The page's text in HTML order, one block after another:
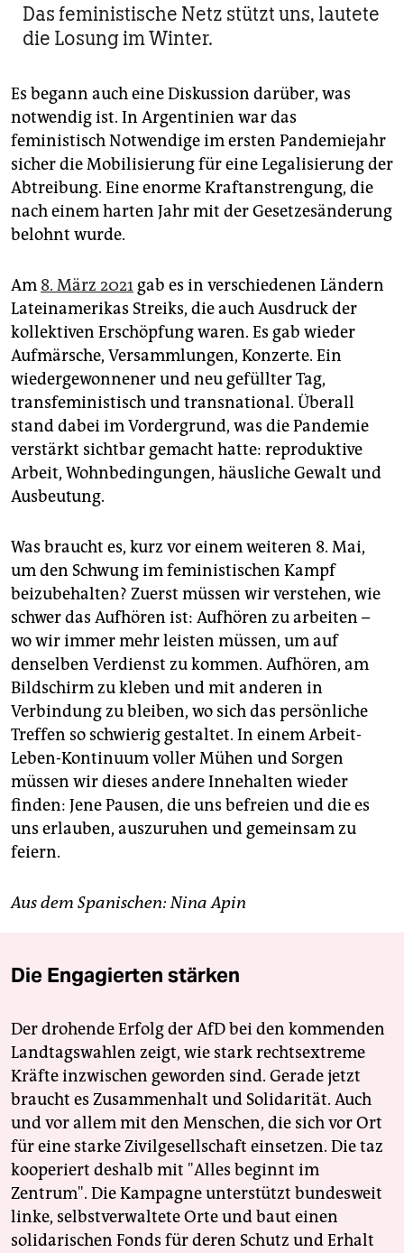
Das feministische Netz stützt uns, lautete
die Losung im Winter.
Es begann auch eine Diskussion darüber, was
notwendig ist. In Argentinien war das
feministisch Notwendige im ersten Pandemiejahr
sicher die Mobilisierung für eine Legalisierung der
Abtreibung. Eine enorme Kraftanstrengung, die
nach einem harten Jahr mit der Gesetzesänderung
belohnt wurde.
Am 8. März 2021 gab es in verschiedenen Ländern
Lateinamerikas Streiks, die auch Ausdruck der
kollektiven Erschöpfung waren. Es gab wieder
Aufmärsche, Versammlungen, Konzerte. Ein
wiedergewonnener und neu gefüllter Tag,
transfeministisch und transnational. Überall
stand dabei im Vordergrund, was die Pandemie
verstärkt sichtbar gemacht hatte: reproduktive
Arbeit, Wohnbedingungen, häusliche Gewalt und
Ausbeutung.
Was braucht es, kurz vor einem weiteren 8. Mai,
um den Schwung im feministischen Kampf
beizubehalten? Zuerst müssen wir verstehen, wie
schwer das Aufhören ist: Aufhören zu arbeiten –
wo wir immer mehr leisten müssen, um auf
denselben Verdienst zu kommen. Aufhören, am
Bildschirm zu kleben und mit anderen in
Verbindung zu bleiben, wo sich das persönliche
Treffen so schwierig gestaltet. In einem Arbeit-
Leben-Kontinuum voller Mühen und Sorgen
müssen wir dieses andere Innehalten wieder
finden: Jene Pausen, die uns befreien und die es
uns erlauben, auszuruhen und gemeinsam zu
feiern.
Aus dem Spanischen: Nina Apin
Die Engagierten stärken
Der drohende Erfolg der AfD bei den kommenden
Landtagswahlen zeigt, wie stark rechtsextreme
Kräfte inzwischen geworden sind. Gerade jetzt
braucht es Zusammenhalt und Solidarität. Auch
und vor allem mit den Menschen, die sich vor Ort
für eine starke Zivilgesellschaft einsetzen. Die taz
kooperiert deshalb mit "Alles beginnt im
Zentrum". Die Kampagne unterstützt bundesweit
linke, selbstverwaltete Orte und baut einen
solidarischen Fonds für deren Schutz und Erhalt